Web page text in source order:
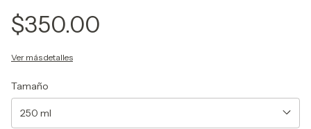
$350.00
Ver más detalles
Tamaño